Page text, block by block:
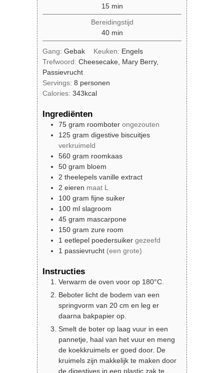
15minuten
min
Bereidingstijd
40minuten
min
Gang: Gebak Keuken: Engels
Trefwoord: Cheesecake, Mary Berry,
Passievrucht
Servings: 8 personen
Calories: 343kcal
Ingrediënten
75 gram roomboter ongezouten
125 gram digestive biscuitjes
verkruimeld
560 gram roomkaas
50 gram bloem
2 theelepels vanille extract
2 eieren maat L
100 gram fijne suiker
100 ml slagroom
45 gram mascarpone
150 gram zure room
1 eetlepel poedersuiker gezeefd
1 passievrucht (een grote)
Instructies
Verwarm de oven voor op 180°C.
Beboter licht de bodem van een
springvorm van 20 cm en leg er
daarna bakpapier op.
Smelt de boter op laag vuur in een
pannetje, haal van het vuur en meng
de koekkruimels er goed door. De
kruimels zijn makkelijk te maken door
de digestives in een plastic zak te